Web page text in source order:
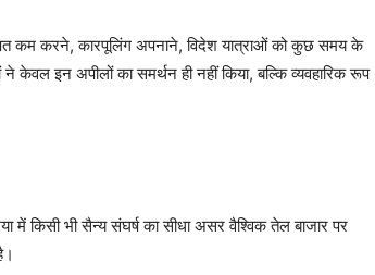
कम करने, कारपूलिंग अपनाने, विदेश यात्राओं को कुछ समय के
केवल इन अपीलों का समर्थन ही नहीं किया, बल्कि व्यवहारिक रूप
में किसी भी सैन्य संघर्ष का सीधा असर वैश्विक तेल बाजार पर